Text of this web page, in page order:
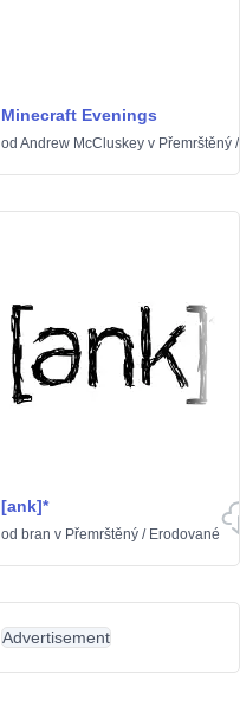
Minecraft Evenings
od Andrew McCluskey v Přemrštěný
[ank]*
od bran v Přemrštěný / Erodované
Advertisement